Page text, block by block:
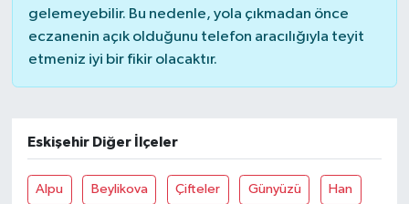
gelemeyebilir. Bu nedenle, yola çıkmadan önce
eczanenin açık olduğunu telefon aracılığıyla teyit
etmeniz iyi bir fikir olacaktır.
Eskişehir Diğer İlçeler
Alpu Beylikova Çifteler Günyüzü Han